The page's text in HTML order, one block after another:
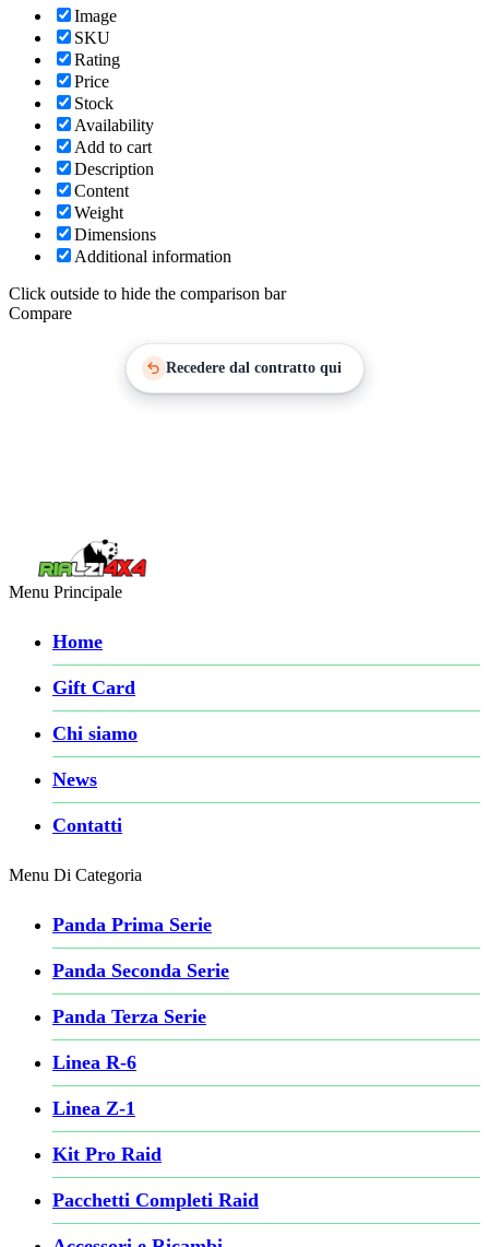
Image
SKU
Rating
Price
Stock
Availability
Add to cart
Description
Content
Weight
Dimensions
Additional information
Click outside to hide the comparison bar
Compare
Recedere dal contratto qui
Menu Principale
Home
Gift Card
Chi siamo
News
Contatti
Menu Di Categoria
Panda Prima Serie
Panda Seconda Serie
Panda Terza Serie
Linea R-6
Linea Z-1
Kit Pro Raid
Pacchetti Completi Raid